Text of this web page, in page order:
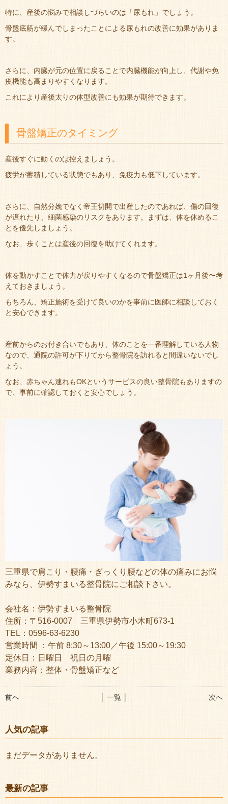
特に、産後の悩みで相談しづらいのは「尿もれ」でしょう。
骨盤底筋が緩んでしまったことによる尿もれの改善に効果がありま
す。
さらに、内臓が元の位置に戻ることで内臓機能が向上し、代謝や免
疫機能も高まりやすくなります。
これにより産後太りの体型改善にも効果が期待できます。
骨盤矯正のタイミング
産後すぐに動くのは控えましょう。
疲労が蓄積している状態でもあり、免疫力も低下しています。
さらに、自然分娩でなく帝王切開で出産したのであれば、傷の回復
が遅れたり、細菌感染のリスクをあります。まずは、体を休めるこ
とを優先しましょう。
なお、歩くことは産後の回復を助けてくれます。
体を動かすことで体力が戻りやすくなるので骨盤矯正は1ヶ月後〜考
えておきましょう。
もちろん、矯正施術を受けて良いのかを事前に医師に相談しておく
と安心できます。
産前からのお付き合いでもあり、体のことを一番理解している人物
なので、通院の許可が下りてから整骨院を訪れると間違いないでし
ょう。
なお、赤ちゃん連れもOKというサービスの良い整骨院もありますの
で、事前に確認しておくと安心でしょう。
三重県で肩こり・腰痛・ぎっくり腰などの体の痛みにお悩
みなら、伊勢すまいる整骨院にご相談下さい。
会社名：伊勢すまいる整骨院
住所：〒516-0007 三重県伊勢市小木町673-1
TEL：0596-63-6230
営業時間 ：午前 8:30～13:00／午後 15:00～19:30
定休日：日曜日 祝日の月曜
業務内容：整体・骨盤矯正など
前へ 次へ
│ 一覧 │
人気の記事
まだデータがありません。
最新の記事